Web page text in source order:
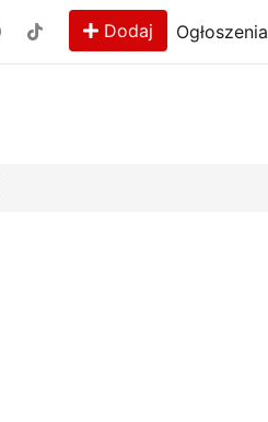
Dodaj Ogłoszenia